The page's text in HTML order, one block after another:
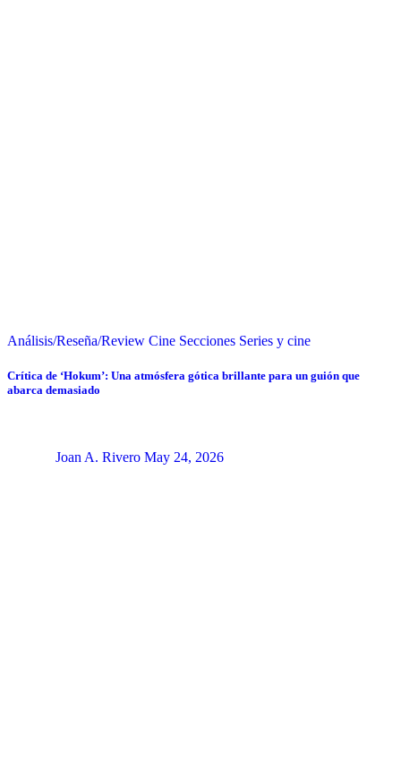
Análisis/Reseña/Review Cine Secciones Series y cine
Crítica de ‘Hokum’: Una atmósfera gótica brillante para un guión que
abarca demasiado
Joan A. Rivero May 24, 2026